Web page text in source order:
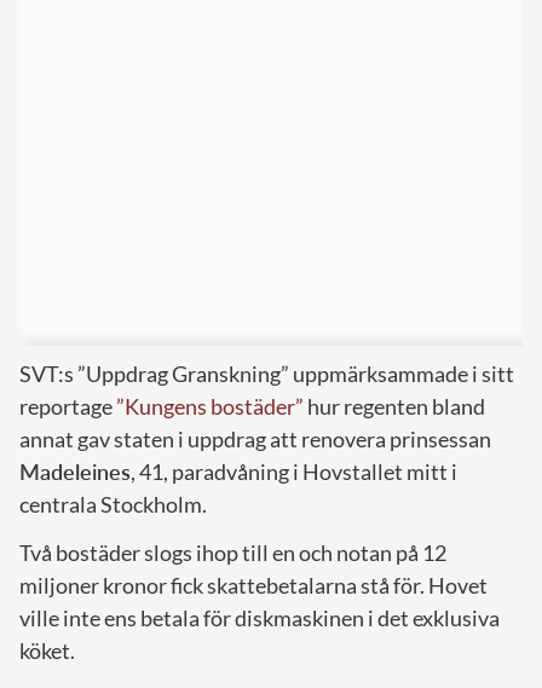
SVT:s ”Uppdrag Granskning” uppmärksammade i sitt
reportage”Kungens bostäder” hur regenten bland
annat gav staten i uppdrag att renovera prinsessan
Madeleines, 41, paradvåning i Hovstallet mitt i
centrala Stockholm.
Två bostäder slogs ihop till en och notan på 12
miljoner kronor fick skattebetalarna stå för. Hovet
ville inte ens betala för diskmaskinen i det exklusiva
köket.